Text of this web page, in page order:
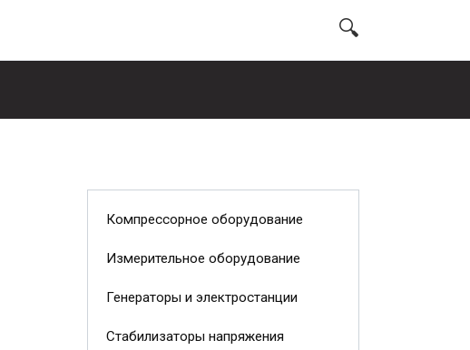
Компрессорное оборудование
Измерительное оборудование
Генераторы и электростанции
Стабилизаторы напряжения